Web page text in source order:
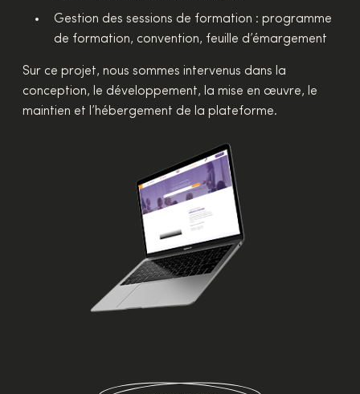
Gestion des sessions de formation : programme
de formation, convention, feuille d’émargement
Sur ce projet, nous sommes intervenus dans la
conception, le développement, la mise en œuvre, le
maintien et l’hébergement de la plateforme.